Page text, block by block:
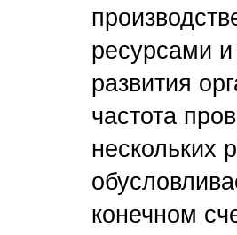
ресурсами и
развития
частота
нескольких
конечном